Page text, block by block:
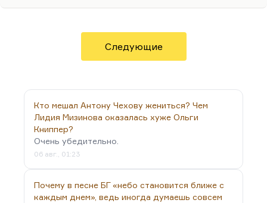
Следующие
Кто мешал Антону Чехову жениться? Чем
Лидия Мизинова оказалась хуже Ольги
Книппер?
Очень убедительно.
06 авг., 01:23
Почему в песне БГ «небо становится ближе с
каждым днем», ведь иногда думаешь совсем